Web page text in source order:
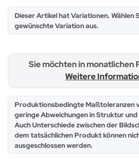
x
Dieser Artikel hat Variationen. Wählen
gewünschte Variation aus.
Sie möchten in monatlichen
Weitere
x
Produktionsbedingte Maßtoleranzen
geringe Abweichungen in Struktur
Auch Unterschiede zwischen der
dem tatsächlichen Produkt können
ausgeschlossen werden.